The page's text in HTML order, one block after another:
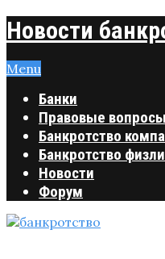
Новости
Menu
Банки
Правовые вопросы
Банкротство
Банкротство
Новости
Форум